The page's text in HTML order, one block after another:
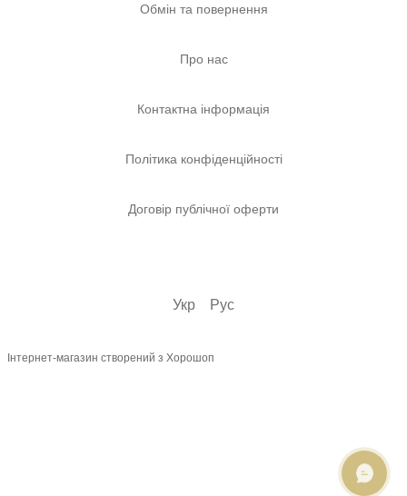
Обмін та повернення
Про нас
Контактна інформація
Політика конфіденційності
Договір публічної оферти
Укр Рус
Інтернет-магазин створений з Хорошоп
ОНЛАЙН ЧАТ